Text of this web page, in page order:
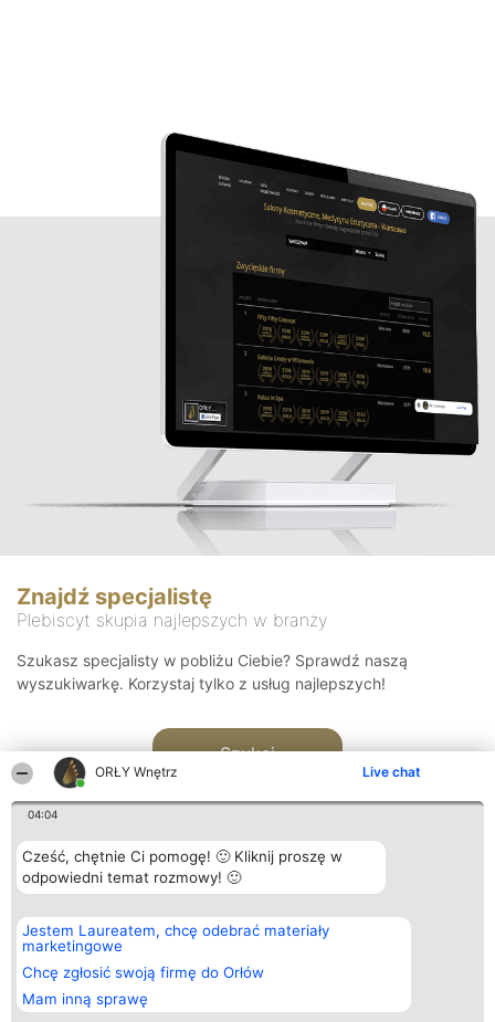
ORŁY Wnętrz Live chat
04:04
Cześć, chętnie Ci pomogę! 🙂 Kliknij proszę w
odpowiedni temat rozmowy! 🙂
Jestem Laureatem, chcę odebrać materiały
marketingowe
Chcę zgłosić swoją firmę do Orłów
Mam inną sprawę
Znajdź specjalistę
Plebiscyt skupia najlepszych w branży
Szukasz specjalisty w pobliżu Ciebie? Sprawdź naszą
wyszukiwarkę. Korzystaj tylko z usług najlepszych!
Szukaj
Organizator plebiscytu
Bright Side Solutions sp. z o.
o. sp. k.
ul. Ruska 22
Wrocław 50-079
KRS 0000749100 | Regon
381313360 | NIP 8943132676
Plebiscyt
Laureaci
wszystkich
Laureatów
Regulamin
Kontakt
Kontakt